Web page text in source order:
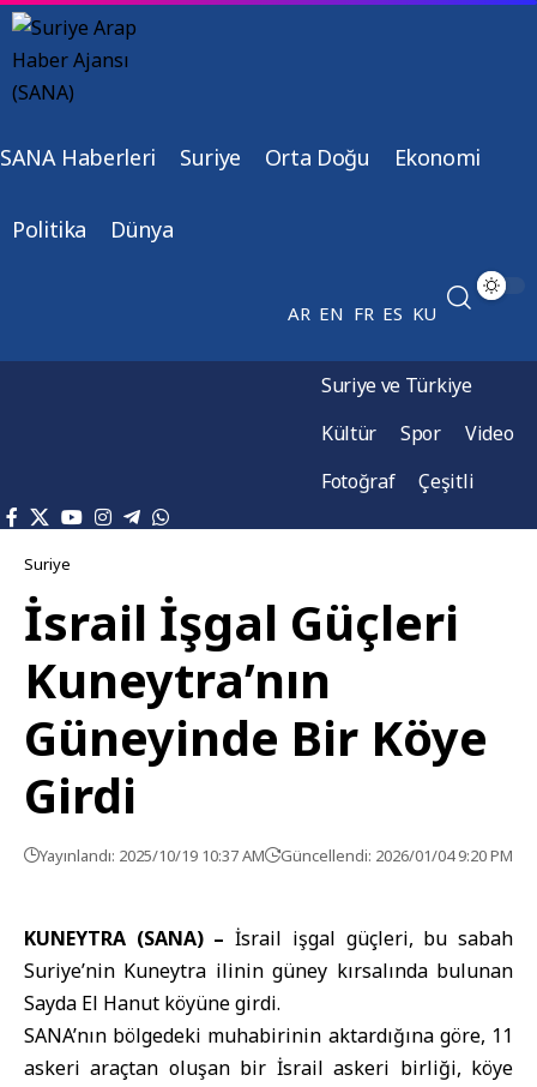
SANA Haberleri Suriye Orta Doğu Ekonomi
Politika Dünya
AR EN FR ES KU
Suriye ve Türkiye
Kültür
Spor
Video
Fotoğraf
Çeşitli
Suriye
İsrail İşgal Güçleri
Kuneytra’nın
Güneyinde Bir Köye
Girdi
Yayınlandı: 2025/10/19 10:37 AM Güncellendi: 2026/01/04 9:20 PM
KUNEYTRA (SANA) –İsrail işgal güçleri, bu sabah
Suriye’nin Kuneytra ilinin güney kırsalında bulunan
Sayda El Hanut köyüne girdi.
SANA’nın bölgedeki muhabirinin aktardığına göre, 11
askeri araçtan oluşan bir İsrail askeri birliği, köye